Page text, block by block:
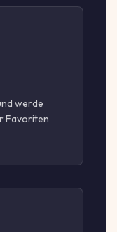
werde
Favoriten